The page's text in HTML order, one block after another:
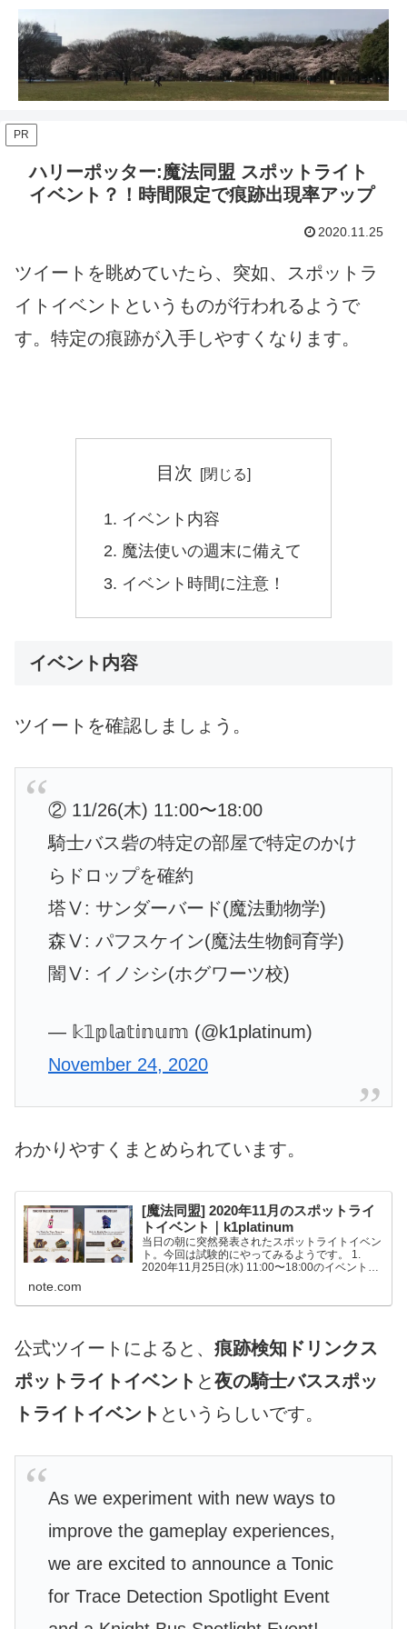
PR
ハリーポッター:魔法同盟 スポットライト
イベント？！時間限定で痕跡出現率アップ
2020.11.25
ツイートを眺めていたら、突如、スポットラ
イトイベントというものが行われるようで
す。特定の痕跡が入手しやすくなります。
目次
イベント内容
魔法使いの週末に備えて
イベント時間に注意！
イベント内容
ツイートを確認しましょう。
② 11/26(木) 11:00〜18:00
騎士バス砦の特定の部屋で特定のかけ
らドロップを確約
塔Ⅴ: サンダーバード(魔法動物学)
森Ⅴ: パフスケイン(魔法生物飼育学)
闇Ⅴ: イノシシ(ホグワーツ校)
— 𝕜𝟙𝕡𝕝𝕒𝕥𝕚𝕟𝕦𝕞 (@k1platinum)
November 24, 2020
わかりやすくまとめられています。
[魔法同盟] 2020年11月のスポットライ
トイベント｜k1platinum
当日の朝に突然発表されたスポットライトイベン
ト。今回は試験的にやってみるようです。 1.
2020年11月25日(水) 11:00〜18:00のイベント内
note.com
公式ツイートによると、 痕跡検知ドリンクス
ポットライトイベント と夜の騎士バススポッ
トライトイベント というらしいです。
As we experiment with new ways to
improve the gameplay experiences,
we are excited to announce a Tonic
for Trace Detection Spotlight Event